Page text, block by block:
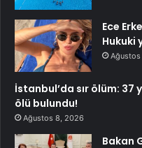
Ece
Hukuki
İstanbul’da sır ölüm: 37
ölü bulundu!
Ağustos 8, 2026
Bakan